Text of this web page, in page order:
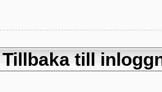
Tillbaka till